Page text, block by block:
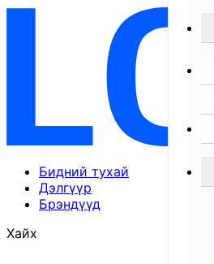
Бидний тухай
Дэлгүүр
Брэндүүд
Хайх